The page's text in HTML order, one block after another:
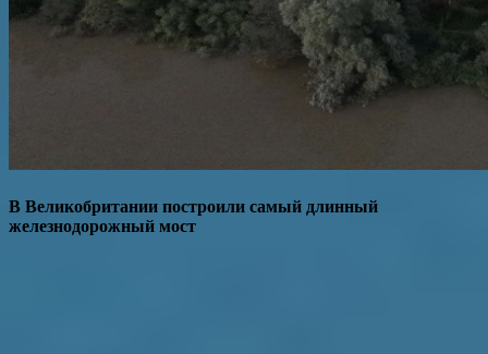
В Великобритании построили самый длинный
железнодорожный мост